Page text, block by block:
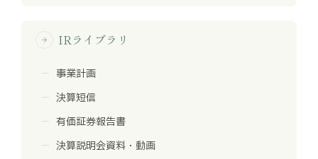
arrow_forward IRライブラリ
事業計画
決算短信
有価証券報告書
決算説明会資料・動画